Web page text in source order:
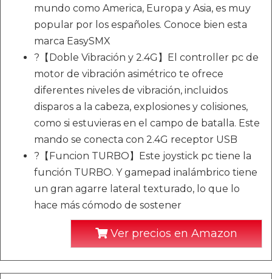
mundo como America, Europa y Asia, es muy
popular por los españoles. Conoce bien esta
marca EasySMX
?【Doble Vibración y 2.4G】El controller pc de
motor de vibración asimétrico te ofrece
diferentes niveles de vibración, incluidos
disparos a la cabeza, explosiones y colisiones,
como si estuvieras en el campo de batalla. Este
mando se conecta con 2.4G receptor USB
?【Funcion TURBO】Este joystick pc tiene la
función TURBO. Y gamepad inalámbrico tiene
un gran agarre lateral texturado, lo que lo
hace más cómodo de sostener
Ver precios en Amazon